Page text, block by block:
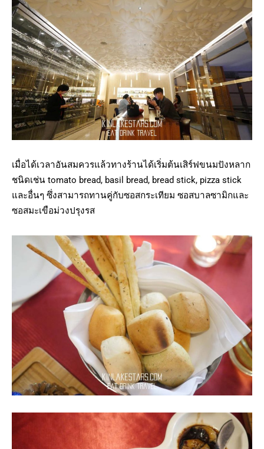
เมื่อได้เวลาอันสมควรแล้วทางร้านได้เริ่มต้นเสิร์ฟขนมปังหลาก
ชนิดเช่น tomato bread, basil bread, bread stick, pizza stick
และอื่นๆ ซึ่งสามารถทานคู่กับซอสกระเทียม ซอสบาลซามิกและ
ซอสมะเขือม่วงปรุงรส